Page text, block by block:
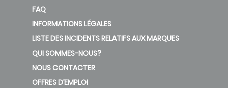
FAQ
INFORMATIONS LÉGALES
LISTE DES INCIDENTS RELATIFS AUX MARQUES
QUI SOMMES-NOUS?
NOUS CONTACTER
OFFRES D’EMPLOI